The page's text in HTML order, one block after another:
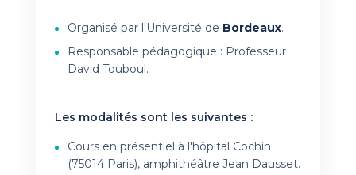
Organisé par l'Université de Bordeaux.
Responsable pédagogique : Professeur
David Touboul.
Les modalités sont les suivantes :
Cours en présentiel à l'hôpital Cochin
(75014 Paris), amphithéâtre Jean Dausset.